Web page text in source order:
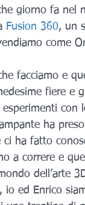
giorno fa nel
Fusion 360, un
come
facciamo e
fiere e
con
ha
ha fatto
a correre e
dell’arte
io ed Enrico